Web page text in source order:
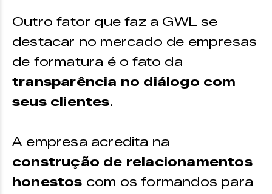
Outro fator que faz a GWL se
destacar no mercado de empresas
de formatura é o fato da
transparência no diálogo com
seus clientes.
A empresa acredita na
construção de relacionamentos
honestos com os formandos para